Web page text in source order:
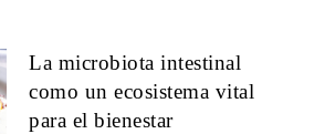
La microbiota intestinal
como un ecosistema vital
para el bienestar